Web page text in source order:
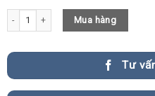
Hồ lô may mắn bằng đồng quantity
Mua hàng
Tư